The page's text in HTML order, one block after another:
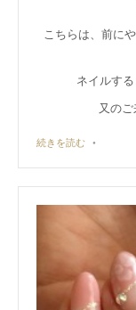
こちらは、前に
ネイルす
又の
続きを読む •